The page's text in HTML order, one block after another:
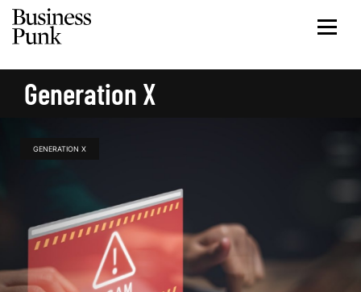
Generation X
GENERATION X